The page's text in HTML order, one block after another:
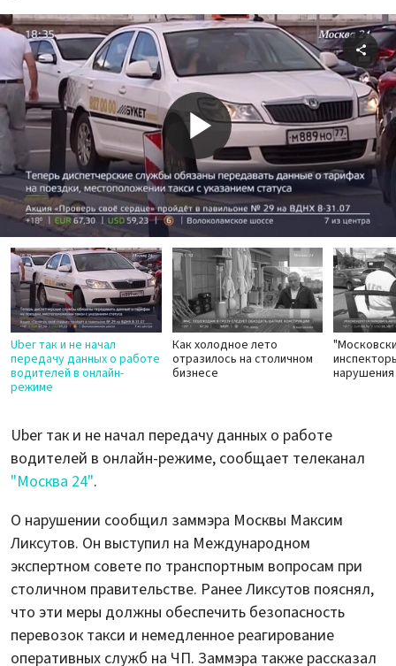
Play
Video
Uber так и не начал
передачу данных о работе
водителей в онлайн-
режиме
Как холодное лето
отразилось на столичном
бизнесе
нарушения
Uber так и не начал передачу данных о работе
водителей в онлайн-режиме, сообщает телеканал
"Москва 24".
О нарушении сообщил заммэра Москвы Максим
Ликсутов. Он выступил на Международном
экспертном совете по транспортным вопросам при
столичном правительстве. Ранее Ликсутов пояснял,
что эти меры должны обеспечить безопасность
перевозок такси и немедленное реагирование
оперативных служб на ЧП. Заммэра также рассказал